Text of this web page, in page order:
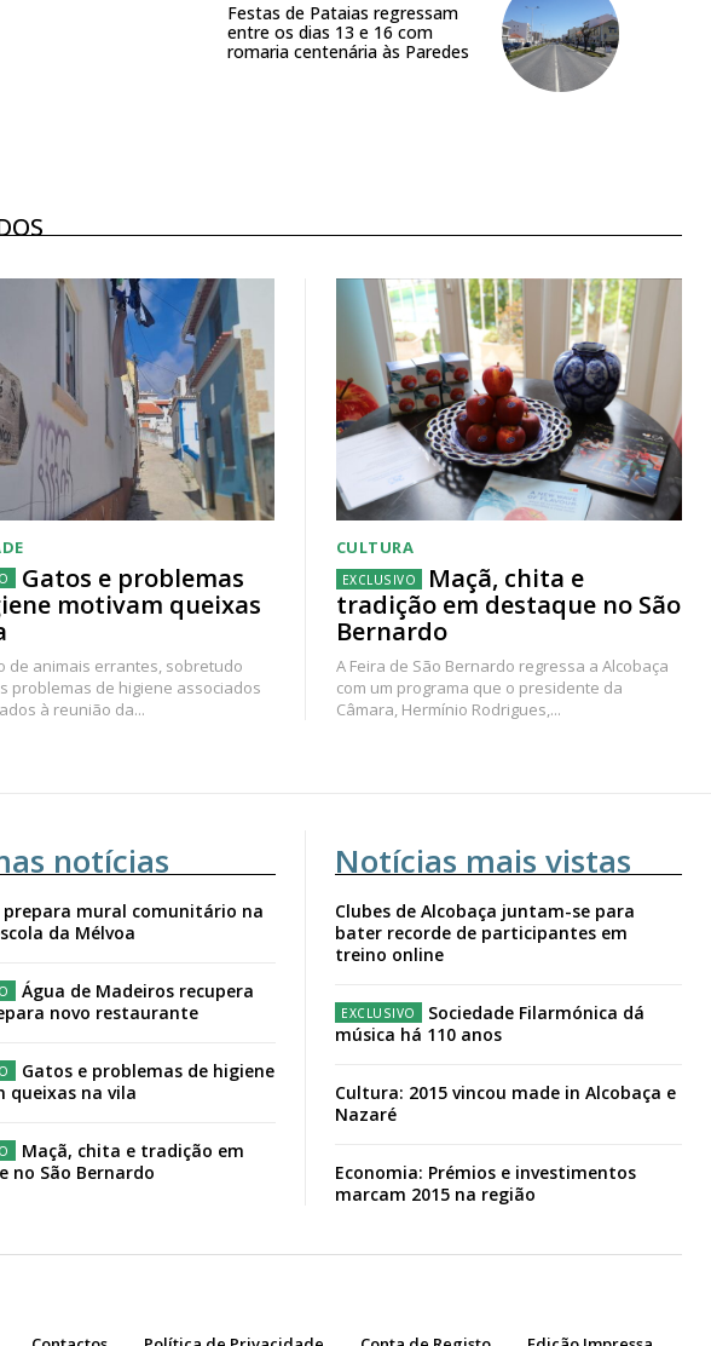
Festas de Pataias regressam
entre os dias 13 e 16 com
romaria centenária às Paredes
Gatos e problemas
motivam queixas
de animais errantes, sobretudo
problemas de higiene associados
à reunião da...
CULTURA
Maçã, chita e
tradição em destaque no São
Bernardo
A Feira de São Bernardo regressa a Alcobaça
com um programa que o presidente da
Câmara, Hermínio Rodrigues,...
notícias
prepara mural comunitário na
da Mélvoa
Água de Madeiros recupera
novo restaurante
Gatos e problemas de higiene
queixas na vila
Maçã, chita e tradição em
no São Bernardo
Notícias mais vistas
Clubes de Alcobaça juntam-se para
bater recorde de participantes em
treino online
Sociedade Filarmónica dá
música há 110 anos
Cultura: 2015 vincou made in Alcobaça e
Nazaré
Economia: Prémios e investimentos
marcam 2015 na região